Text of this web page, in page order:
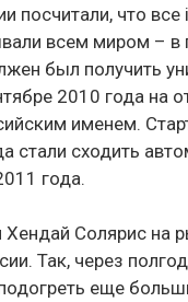
посчитали, что
всем миром – в
был получить
2010 года на
именем.
стали сходить
года.
Солярис на
Так, через
еще